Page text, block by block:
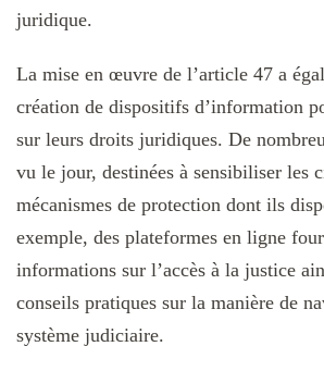
juridique.
La mise en œuvre de l’article 47 a
création de dispositifs d’information
sur leurs droits juridiques. De
vu le jour, destinées à sensibiliser les
mécanismes de protection dont ils
exemple, des plateformes en ligne
informations sur l’accès à la justice
conseils pratiques sur la manière de
système judiciaire.